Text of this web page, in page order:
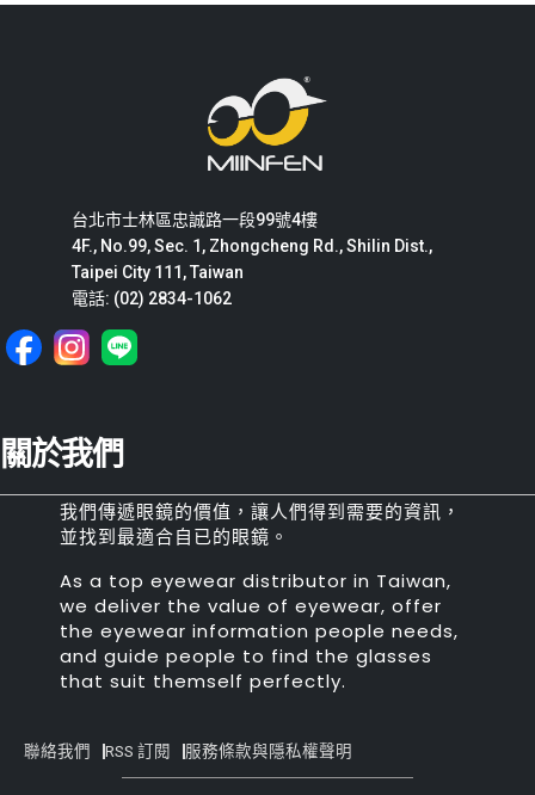
台北市士林區忠誠路一段99號4樓
4F., No.99, Sec. 1, Zhongcheng Rd., Shilin Dist.,
Taipei City 111, Taiwan
電話: (02) 2834-1062
關於我們
我們傳遞眼鏡的價值，讓人們得到需要的資訊，
並找到最適合自已的眼鏡。
As a top eyewear distributor in Taiwan,
we deliver the value of eyewear, offer
the eyewear information people needs,
and guide people to find the glasses
that suit themself perfectly.
聯絡我們 RSS 訂閱 服務條款與隱私權聲明